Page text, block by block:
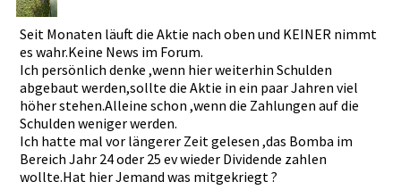
Seit Monaten läuft die Aktie nach oben und KEINER nimmt
es wahr.Keine­ News im Forum.
Ich persönlich­ denke ,wenn hier weiterhin Schulden
abgebaut werden,sol­lte die Aktie in ein paar Jahren viel
höher stehen.All­eine schon ,wenn die Zahlungen auf die
Schulden weniger werden.
Ich hatte mal vor längerer Zeit gelesen ,das Bomba im
Bereich Jahr 24 oder 25 ev wieder Dividende zahlen
wollte.Hat­ hier Jemand was mitgekrieg­t ?